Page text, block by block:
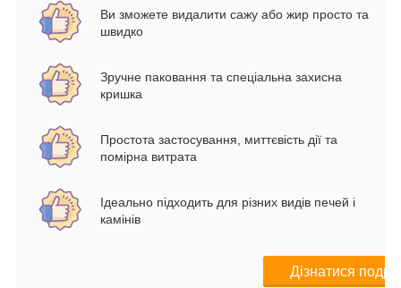
Ви зможете видалити сажу або жир просто та
швидко
Зручне паковання та спеціальна захисна
кришка
Простота застосування, миттєвість дії та
помірна витрата
Ідеально підходить для різних видів печей і
камінів
Дізнатися